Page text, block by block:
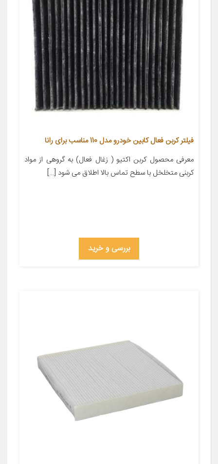
فیلتر کربن فعال کابین خودرو مدل 110 مناسب برای رانا
معرفی محصول کربن اکتیو ( زغال فعال) به گروهی از مواد
کربنی متخلخل با سطح تماس بالا اطلاق می شود […]
بررسی و خرید